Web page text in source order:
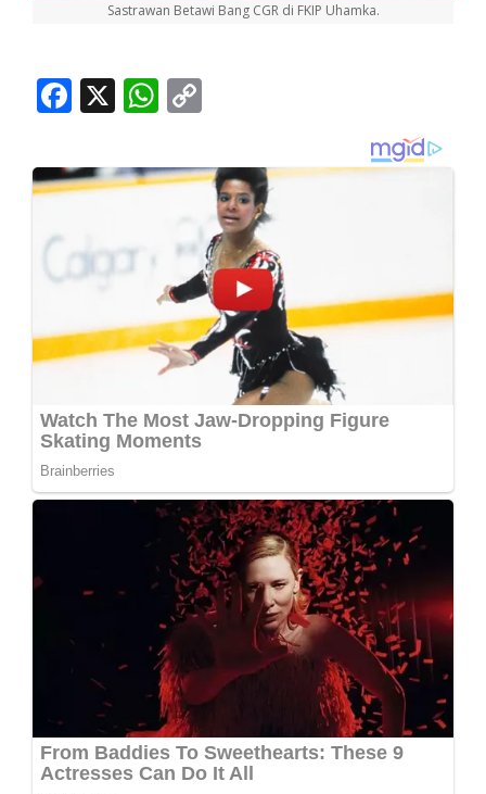
Sastrawan Betawi Bang CGR di FKIP Uhamka.
Facebook
X WhatsApp